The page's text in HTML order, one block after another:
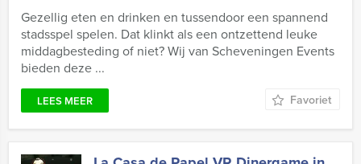
Gezellig eten en drinken en tussendoor een spannend
stadsspel spelen. Dat klinkt als een ontzettend leuke
middagbesteding of niet? Wij van Scheveningen Events
bieden deze ...
LEES MEER Favoriet